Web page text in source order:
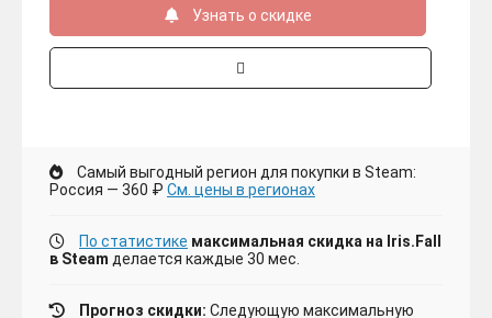
Узнать о скидке
Самый выгодный регион для покупки в Steam:
Россия — 360 ₽ См. цены в регионах
По статистике максимальная скидка на Iris.Fall
в Steam делается каждые 30 мес.
Прогноз скидки: Следующую максимальную